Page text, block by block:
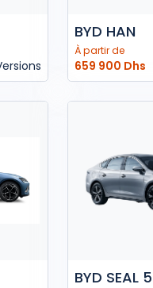
BYD HAN
À partir de
659 900 Dhs
BYD SEAL 5